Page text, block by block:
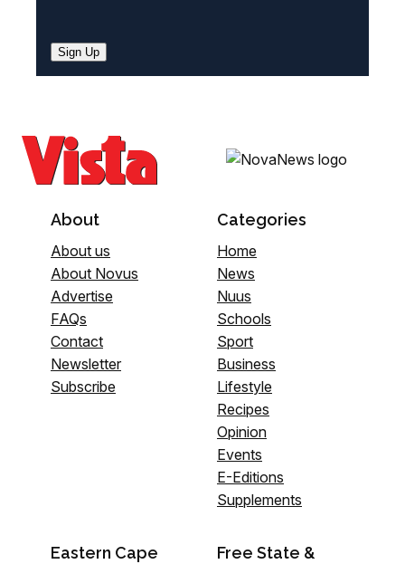
Sign Up
About
About us
About Novus
Advertise
FAQs
Contact
Newsletter
Subscribe
Categories
Home
News
Nuus
Schools
Sport
Business
Lifestyle
Recipes
Opinion
Events
E-Editions
Supplements
Eastern Cape
Free State &